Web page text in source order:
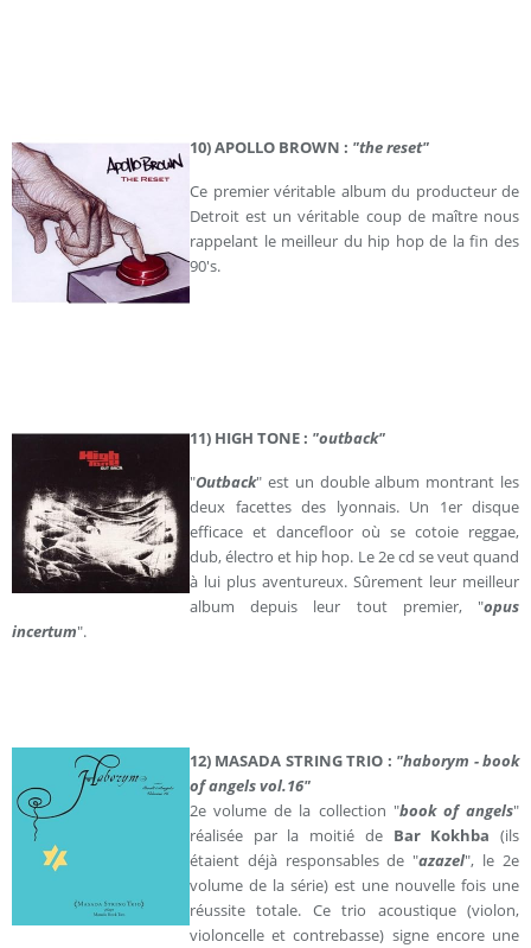
10) APOLLO BROWN : "the reset"
Ce premier véritable album du producteur de
Detroit est un véritable coup de maître nous
rappelant le meilleur du hip hop de la fin des
90's.
11) HIGH TONE : "outback"
"Outback" est un double album montrant les
deux facettes des lyonnais. Un 1er disque
efficace et dancefloor où se cotoie reggae,
dub, électro et hip hop. Le 2e cd se veut quand
à lui plus aventureux. Sûrement leur meilleur
album depuis leur tout premier, "opus
incertum".
12) MASADA STRING TRIO : "haborym - book
of angels vol.16"
2e volume de la collection "book of angels"
réalisée par la moitié de Bar Kokhba (ils
étaient déjà responsables de "azazel", le 2e
volume de la série) est une nouvelle fois une
réussite totale. Ce trio acoustique (violon,
violoncelle et contrebasse) signe encore une